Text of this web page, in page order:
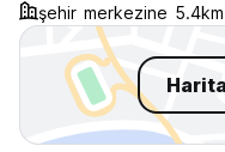
şehir merkezine 5.4km